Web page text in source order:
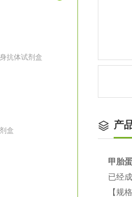
抗体试剂盒
盒 产
甲胎
已经
【规